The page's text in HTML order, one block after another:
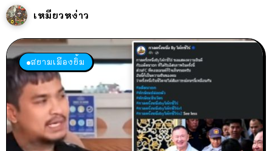
เหมียวหง่าว
สยามเมืองยิ้ม